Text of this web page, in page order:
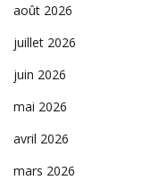
août 2026
juillet 2026
juin 2026
mai 2026
avril 2026
mars 2026